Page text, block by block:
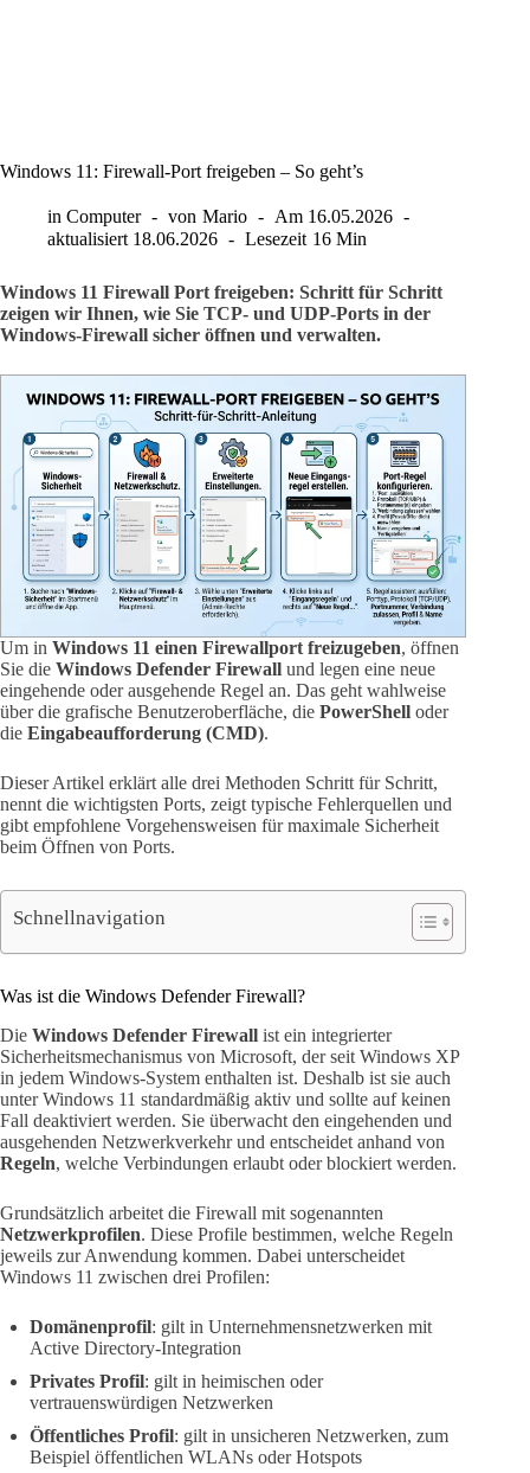
Windows 11: Firewall-Port freigeben – So geht’s
in Computer von Mario Am 16.05.2026
aktualisiert 18.06.2026 Lesezeit 16 Min
Windows 11 Firewall Port freigeben: Schritt für Schritt
zeigen wir Ihnen, wie Sie TCP- und UDP-Ports in der
Windows-Firewall sicher öffnen und verwalten.
Um in Windows 11 einen Firewallport freizugeben, öffnen
Sie die Windows Defender Firewall und legen eine neue
eingehende oder ausgehende Regel an. Das geht wahlweise
über die grafische Benutzeroberfläche, die PowerShell oder
die Eingabeaufforderung (CMD).
Dieser Artikel erklärt alle drei Methoden Schritt für Schritt,
nennt die wichtigsten Ports, zeigt typische Fehlerquellen und
gibt empfohlene Vorgehensweisen für maximale Sicherheit
beim Öffnen von Ports.
Schnellnavigation
Was ist die Windows Defender Firewall?
Die Windows Defender Firewall ist ein integrierter
Sicherheitsmechanismus von Microsoft, der seit Windows XP
in jedem Windows-System enthalten ist. Deshalb ist sie auch
unter Windows 11 standardmäßig aktiv und sollte auf keinen
Fall deaktiviert werden. Sie überwacht den eingehenden und
ausgehenden Netzwerkverkehr und entscheidet anhand von
Regeln, welche Verbindungen erlaubt oder blockiert werden.
Grundsätzlich arbeitet die Firewall mit sogenannten
Netzwerkprofilen. Diese Profile bestimmen, welche Regeln
jeweils zur Anwendung kommen. Dabei unterscheidet
Windows 11 zwischen drei Profilen:
Domänenprofil: gilt in Unternehmensnetzwerken mit
Active Directory-Integration
Privates Profil: gilt in heimischen oder
vertrauenswürdigen Netzwerken
Öffentliches Profil: gilt in unsicheren Netzwerken, zum
Beispiel öffentlichen WLANs oder Hotspots